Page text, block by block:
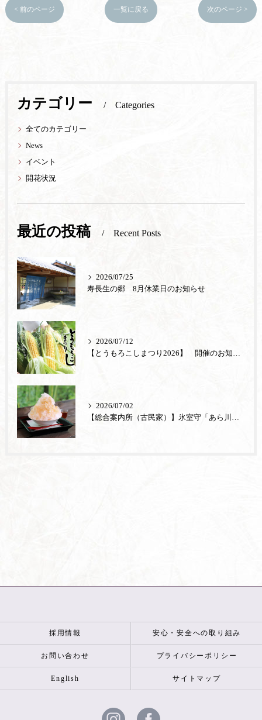
< 前のページ 一覧に戻る 次のページ >
カテゴリー Categories
全てのカテゴリー
News
イベント
開花状況
最近の投稿 Recent Posts
2026/07/25
寿長生の郷 8月休業日のお知らせ
2026/07/12
2026/07/02
採用情報 安心・安全への取り組み
お問い合わせ プライバシーポリシー
English サイトマップ